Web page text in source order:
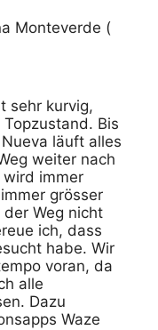
sehr kurvig,
Bis
läuft alles
weiter nach
immer
grösser
Weg nicht
ich, dass
habe. Wir
voran, da
alle
Dazu
Waze